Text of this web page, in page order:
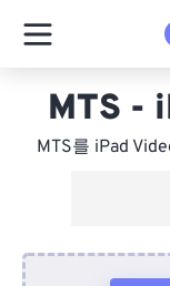
MTS -
MTS를 iPad